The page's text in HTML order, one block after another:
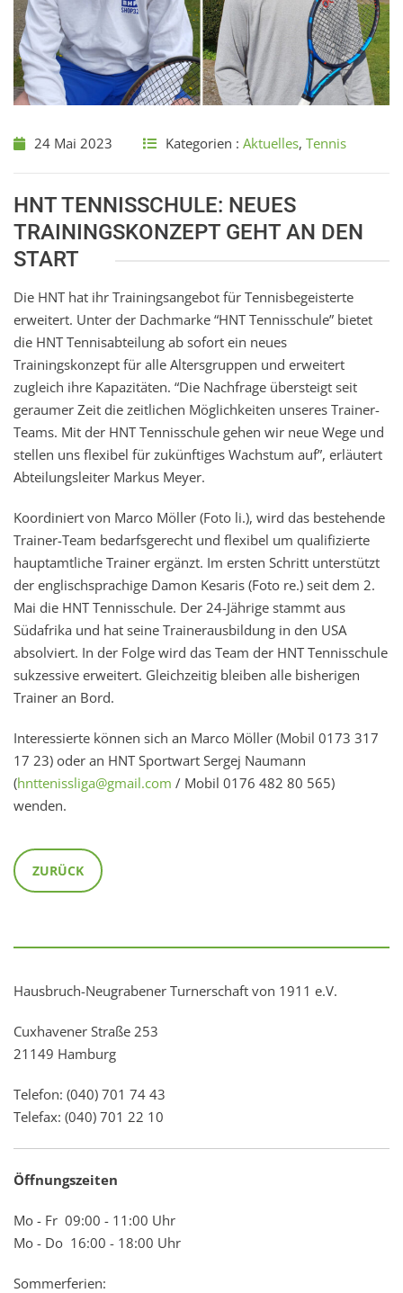
24 Mai 2023 Kategorien : Aktuelles, Tennis
HNT TENNISSCHULE: NEUES
TRAININGSKONZEPT GEHT AN DEN
START
Die HNT hat ihr Trainingsangebot für Tennisbegeisterte
erweitert. Unter der Dachmarke “HNT Tennisschule” bietet
die HNT Tennisabteilung ab sofort ein neues
Trainingskonzept für alle Altersgruppen und erweitert
zugleich ihre Kapazitäten. “Die Nachfrage übersteigt seit
geraumer Zeit die zeitlichen Möglichkeiten unseres Trainer-
Teams. Mit der HNT Tennisschule gehen wir neue Wege und
stellen uns flexibel für zukünftiges Wachstum auf”, erläutert
Abteilungsleiter Markus Meyer.
Koordiniert von Marco Möller (Foto li.), wird das bestehende
Trainer-Team bedarfsgerecht und flexibel um qualifizierte
hauptamtliche Trainer ergänzt. Im ersten Schritt unterstützt
der englischsprachige Damon Kesaris (Foto re.) seit dem 2.
Mai die HNT Tennisschule. Der 24-Jährige stammt aus
Südafrika und hat seine Trainerausbildung in den USA
absolviert. In der Folge wird das Team der HNT Tennisschule
sukzessive erweitert. Gleichzeitig bleiben alle bisherigen
Trainer an Bord.
Interessierte können sich an Marco Möller (Mobil 0173 317
17 23) oder an HNT Sportwart Sergej Naumann
(hnttenissliga@gmail.com / Mobil 0176 482 80 565)
wenden.
ZURÜCK
Hausbruch-Neugrabener Turnerschaft von 1911 e.V.
Cuxhavener Straße 253
21149 Hamburg
Telefon: (040) 701 74 43
Telefax: (040) 701 22 10
Öffnungszeiten
Mo - Fr 09:00 - 11:00 Uhr
Mo - Do 16:00 - 18:00 Uhr
Sommerferien: